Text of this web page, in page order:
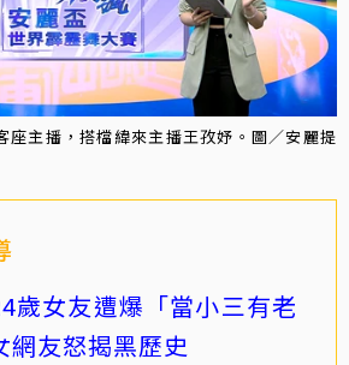
座主播，搭檔緯來主播王孜妤。圖／安麗提
歲女友遭爆「當小三有老
網友怒揭黑歷史